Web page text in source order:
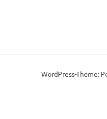
WordPress-Theme: